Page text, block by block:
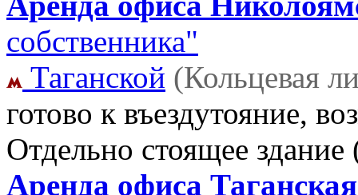
собственника"
Таганской (Кольцевая
готово к въездутояние,
Отдельно стоящее
Аренда офиса